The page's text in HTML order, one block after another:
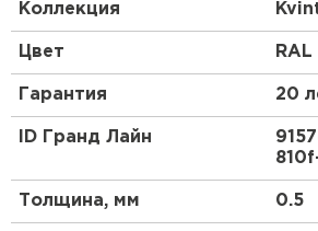
с использованием доборных
листовой металлочерепицы.
К привычным преимуществам:
ступенька 30мм
увеличенная полезная
Модульная металлочерепица
Коллекция
Цвет
Гарантия 20
ID Гранд Лайн
Толщина, мм 0.5